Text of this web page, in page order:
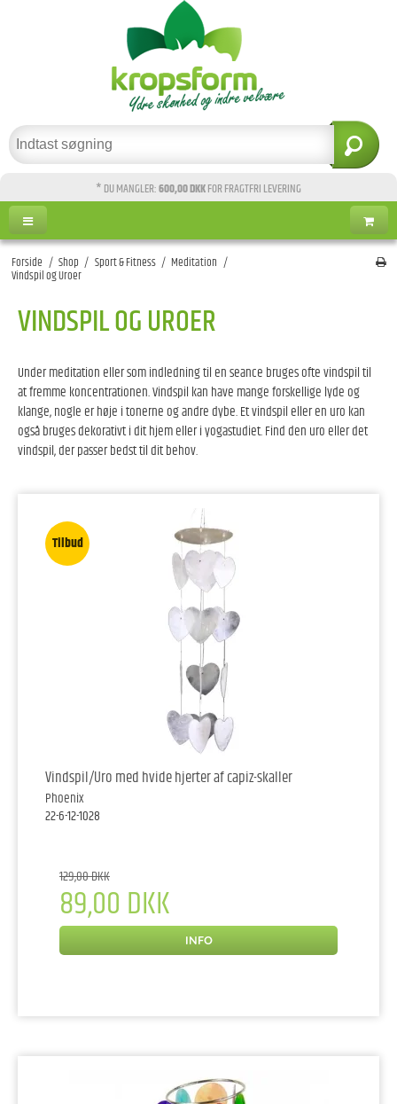
* DU MANGLER:600,00 DKKFOR FRAGTFRI LEVERING
Forside / Shop / Sport & Fitness / Meditation /
Vindspil og Uroer
VINDSPIL OG UROER
Under meditation eller som indledning til en seance bruges ofte vindspil til
at fremme koncentrationen. Vindspil kan have mange forskellige lyde og
klange, nogle er høje i tonerne og andre dybe. Et vindspil eller en uro kan
også bruges dekorativt i dit hjem eller i yogastudiet. Find den uro eller det
vindspil, der passer bedst til dit behov.
Tilbud
Vindspil/Uro med hvide hjerter af capiz-skaller
Phoenix
22-6-12-1028
129,00 DKK
89,00 DKK
INFO